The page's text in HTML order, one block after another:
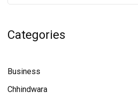
Categories
Business
Chhindwara